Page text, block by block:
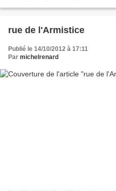
rue de l'Armistice
Publié le 14/10/2012 à 17:11
Par michelrenard